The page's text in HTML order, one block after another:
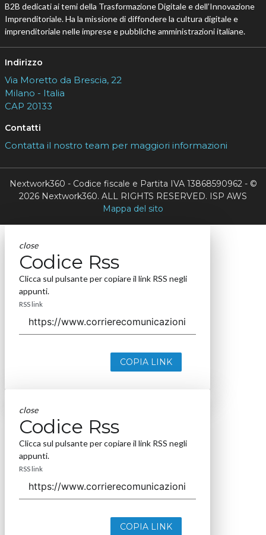
B2B dedicati ai temi della Trasformazione Digitale e dell’Innovazione
Imprenditoriale. Ha la missione di diffondere la cultura digitale e
imprenditoriale nelle imprese e pubbliche amministrazioni italiane.
Indirizzo
Via Moretto da Brescia, 22
Milano - Italia
CAP 20133
Contatti
Contatta il nostro team per maggiori informazioni
Nextwork360 - Codice fiscale e Partita IVA 13868590962 - ©
2026 Nextwork360. ALL RIGHTS RESERVED. ISP AWS
Mappa del sito
close
Codice Rss
Clicca sul pulsante per copiare il link RSS negli
appunti.
RSS link
COPIA LINK
close
Codice Rss
Clicca sul pulsante per copiare il link RSS negli
appunti.
RSS link
COPIA LINK